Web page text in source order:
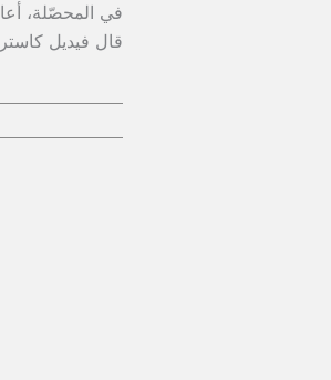
في المحصّلة،
قال فيديل